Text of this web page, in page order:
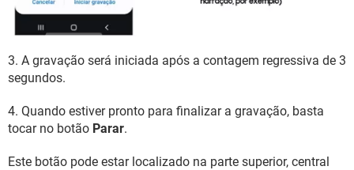
3. A gravação será iniciada após a contagem regressiva de 3
segundos.
4. Quando estiver pronto para finalizar a gravação, basta
tocar no botão Parar.
Este botão pode estar localizado na parte superior, central